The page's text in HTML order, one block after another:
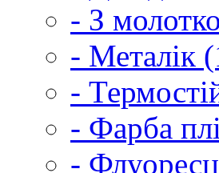
- З
- Металік
-
- Фарба
-